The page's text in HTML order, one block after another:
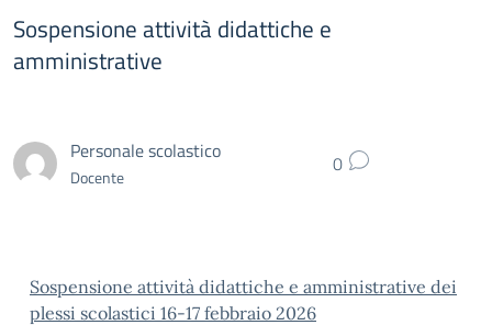
Sospensione attività didattiche e
amministrative
Personale scolastico
Docente 0
Sospensione attività didattiche e amministrative dei
plessi scolastici 16-17 febbraio 2026